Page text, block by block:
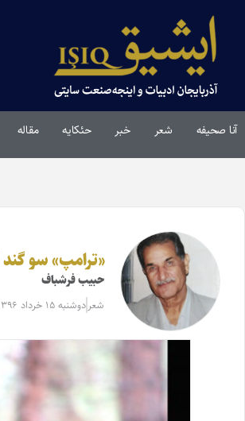
آنا صحیفه شعر خبر حئکایه مقاله‌
«ترامپ» سو
حبیب فرشباف
شعر دوشنبه ۱۵ خرداد ۱۳۹۶